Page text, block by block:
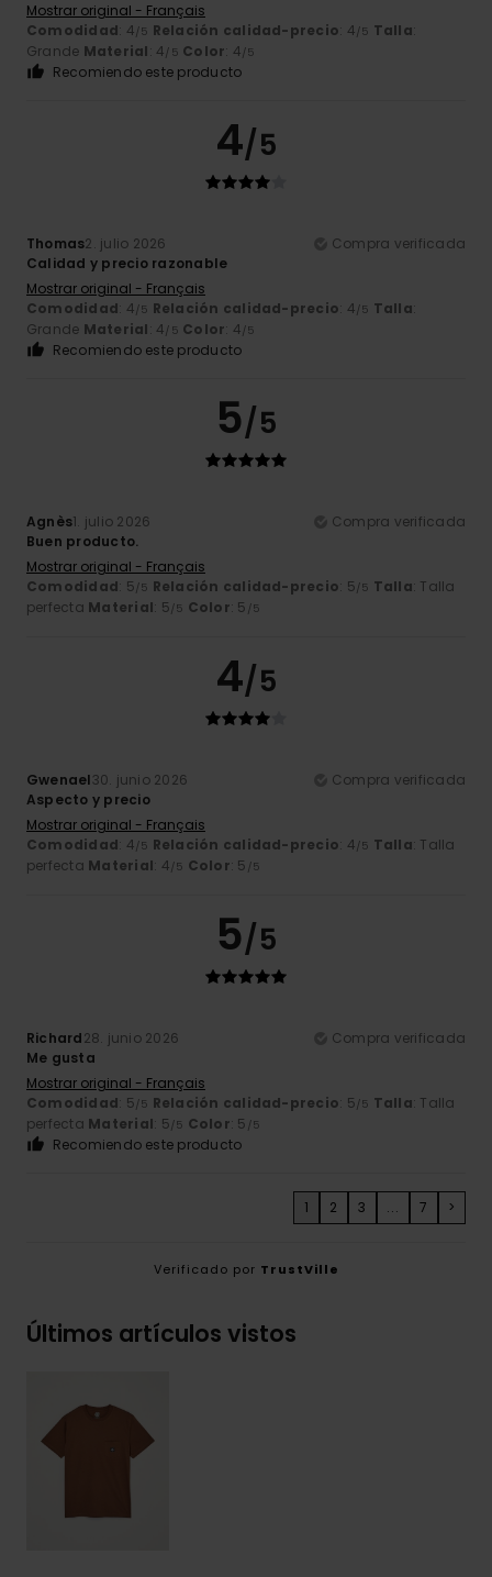
Mostrar original - Français
Comodidad: 4/5 Relación calidad-precio: 4/5 Talla:
Grande Material: 4/5 Color: 4/5
Recomiendo este producto
4/5
Thomas2. julio 2026
Compra verificada
Calidad y precio razonable
Mostrar original - Français
Comodidad: 4/5 Relación calidad-precio: 4/5 Talla:
Grande Material: 4/5 Color: 4/5
Recomiendo este producto
5/5
Agnès1. julio 2026
Compra verificada
Buen producto.
Mostrar original - Français
Comodidad: 5/5 Relación calidad-precio: 5/5 Talla: Talla
perfecta Material: 5/5 Color: 5 /5
4/5
Gwenael30. junio 2026
Compra verificada
Aspecto y precio
Mostrar original - Français
Comodidad: 4/5 Relación calidad-precio: 4/5 Talla: Talla
perfecta Material: 4/5 Color: 5 /5
5/5
Richard28. junio 2026
Compra verificada
Me gusta
Mostrar original - Français
Comodidad: 5/5 Relación calidad-precio: 5/5 Talla: Talla
perfecta Material: 5/5 Color: 5 /5
Recomiendo este producto
1 2 3 ... 7 >
Verificado por TrustVille
Últimos artículos vistos